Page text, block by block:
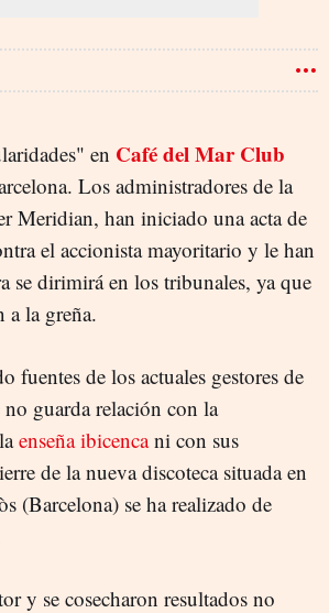
en Café del Mar Club
Los administradores de la
Meridian, han iniciado una acta de
el accionista mayoritario y le han
se dirimirá en los tribunales, ya que
a la greña.
fuentes de los actuales gestores de
guarda relación con la
enseña ibicencani con sus
de la nueva discoteca situada en
(Barcelona) se ha realizado de
y se cosecharon resultados no